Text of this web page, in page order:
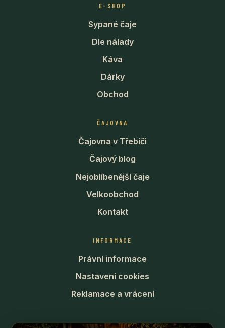
E-SHOP
Sypané čaje
Dle nálady
Káva
Dárky
Obchod
ČAJOVNA
Čajovna v Třebíči
Čajový blog
Nejoblíbenější čaje
Velkoobchod
Kontakt
INFORMACE
Právní informace
Nastavení cookies
Reklamace a vrácení